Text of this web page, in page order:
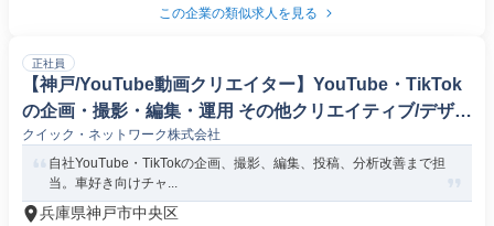
この企業の類似求人を見る
正社員
【神戸/YouTube動画クリエイター】YouTube・TikTok
の企画・撮影・編集・運用 その他クリエイティブ/デザイ
ン職
クイック・ネットワーク株式会社
自社YouTube・TikTokの企画、撮影、編集、投稿、分析改善まで担
当。車好き向けチャ...
兵庫県神戸市中央区